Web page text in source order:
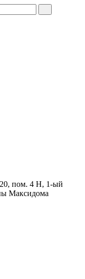
пом. 4 Н, 1-ый
Максидома